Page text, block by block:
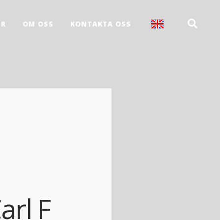
OM OSS KONTAKTA OSS
F